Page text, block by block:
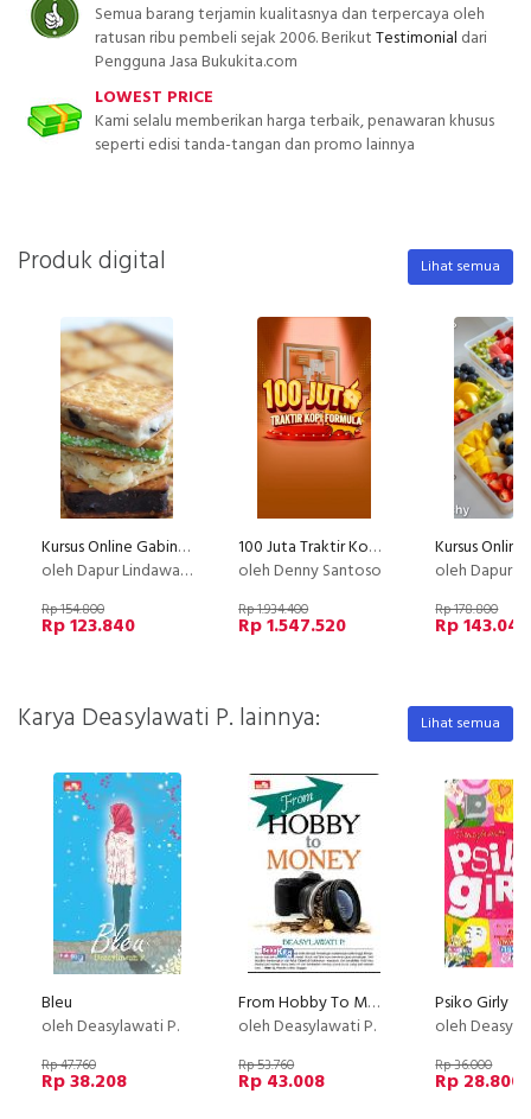
Semua barang terjamin kualitasnya dan terpercaya oleh
ratusan ribu pembeli sejak 2006. BerikutTestimonial dari
Pengguna Jasa Bukukita.com
LOWEST PRICE
Kami selalu memberikan harga terbaik, penawaran khusus
seperti edisi tanda-tangan dan promo lainnya
Produk digital Lihat semua
Kursus Online Gabin Fla Dapur Lindawaty PU
oleh Dapur Lindawaty
Rp 154.800
Rp 123.840
100 Juta Traktir Kopi Formula
oleh Denny Santoso
Rp 1.934.400
Rp 1.547.520
oleh Dapur
Rp 178.800
Rp 143.040
Karya Deasylawati P. lainnya: Lihat semua
Bleu
oleh Deasylawati P.
Rp 47.760
Rp 38.208
From Hobby To Money
oleh Deasylawati P.
Rp 53.760
Rp 43.008
Psiko Girly
oleh
Rp 36.000
Rp 28.800